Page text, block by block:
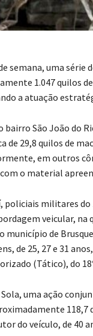
uma série
1.047 quilos
a atuação
São João do
29,8 quilos de
em outros
o material
militares do
veicular,
de
25, 27 e 31 anos,
(Tático), do
uma ação
118,7
do veículo, de 40